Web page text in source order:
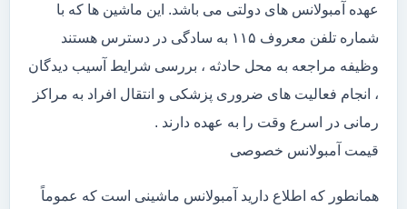
عهده آمبولانس های دولتی می باشد. این ماشین ها که با
شماره تلفن معروف ۱۱۵ به سادگی در دسترس هستند
وظیفه مراجعه به محل حادثه ، بررسی شرایط آسیب دیدگان
، انجام فعالیت های ضروری پزشکی و انتقال افراد به مراکز
رمانی در اسرع وقت را به عهده دارند .
قیمت آمبولانس خصوصی
همانطور که اطلاع دارید آمبولانس ماشینی است که عموماً